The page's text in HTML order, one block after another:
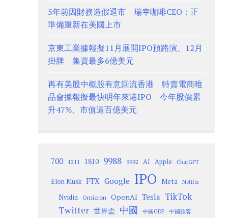
5年前因財務造假退市 瑞幸咖啡CEO：正
準備重新在美國上市
京東工業據報擬11月展開IPO預路演、12月
掛牌 集資最多6億美元
再有美股中概股有意回流香港 特賣電商唯
品會據報擬最快明年來港IPO 今年股價累
升47%、市值逼百億美元
700 1211 1810 9988 9992 AI Apple ChatGPT
Elon Musk FTX Google IPO Meta Netflix
Nvidia Omicron OpenAI Tesla TikTok
Twitter 世界盃 中國 中國GDP 中國旅客